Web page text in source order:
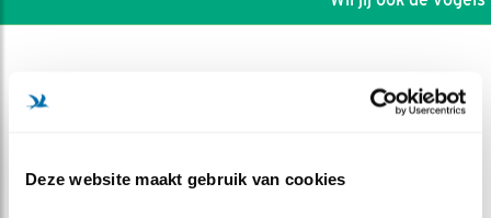
Deze website maakt gebruik van cookies